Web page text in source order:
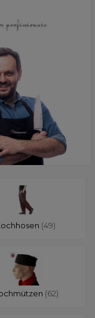
(49)
(62)